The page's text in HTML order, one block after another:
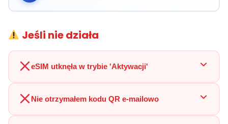
Jeśli nie działa
eSIM utknęła w trybie 'Aktywacji'
Nie otrzymałem kodu QR e-mailowo